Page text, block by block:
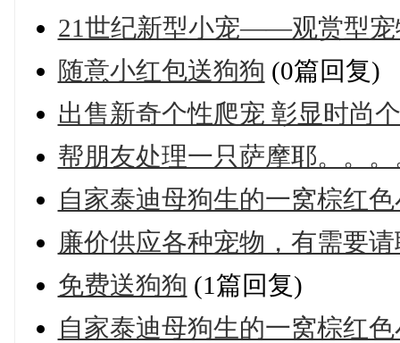
21世纪新型小宠——观赏型宠
随意小红包送狗狗 (0篇回复)
出售新奇个性爬宠 彰显时尚
帮朋友处理一只萨摩耶。。
自家泰迪母狗生的一窝棕红
廉价供应各种宠物，有需要
免费送狗狗 (1篇回复)
自家泰迪母狗生的一窝棕红